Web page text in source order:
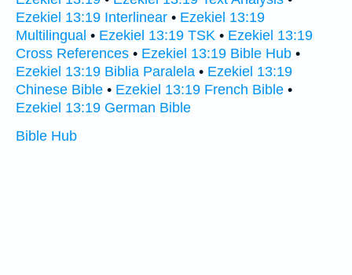
Ezekiel 13:19 Interlinear • Ezekiel 13:19
Multilingual • Ezekiel 13:19 TSK • Ezekiel 13:19
Cross References • Ezekiel 13:19 Bible Hub •
Ezekiel 13:19 Biblia Paralela • Ezekiel 13:19
Chinese Bible • Ezekiel 13:19 French Bible •
Ezekiel 13:19 German Bible
Bible Hub